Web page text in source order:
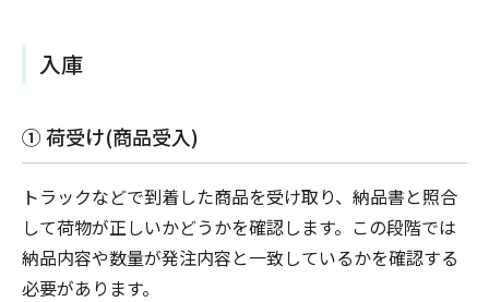
入庫
① 荷受け(商品受入)
トラックなどで到着した商品を受け取り、納品書と照合
して荷物が正しいかどうかを確認します。この段階では
納品内容や数量が発注内容と一致しているかを確認する
必要があります。